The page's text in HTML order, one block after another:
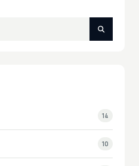
14
10